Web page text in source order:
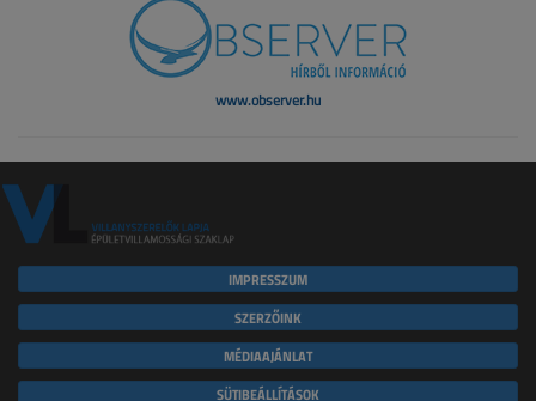
www.observer.hu
IMPRESSZUM
SZERZŐINK
MÉDIAAJÁNLAT
SÜTIBEÁLLÍTÁSOK